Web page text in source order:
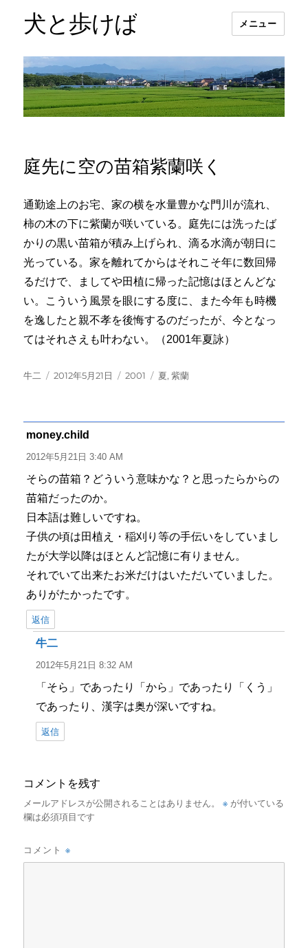
犬と歩けば メニュー
庭先に空の苗箱紫蘭咲く
通勤途上のお宅、家の横を水量豊かな門川が流れ、
柿の木の下に紫蘭が咲いている。庭先には洗ったば
かりの黒い苗箱が積み上げられ、滴る水滴が朝日に
光っている。家を離れてからはそれこそ年に数回帰
るだけで、ましてや田植に帰った記憶はほとんどな
い。こういう風景を眼にする度に、また今年も時機
を逸したと親不孝を後悔するのだったが、今となっ
てはそれさえも叶わない。（2001年夏詠）
投
牛二
投
2012年5月21日
カ
2001
タ
夏,紫蘭
money.child
り:
2012年5月21日 3:40 AM
そらの苗箱？どういう意味かな？と思ったらからの
苗箱だったのか。
日本語は難しいですね。
子供の頃は田植え・稲刈り等の手伝いをしていまし
たが大学以降はほとんど記憶に有りません。
それでいて出来たお米だけはいただいていました。
ありがたかったです。
返信
牛二よ
り:
2012年5月21日 8:32 AM
「そら」であったり「から」であったり「くう」
であったり、漢字は奥が深いですね。
返信
コメントを残す
メールアドレスが公開されることはありません。 ※ が付いている
欄は必須項目です
コメント※